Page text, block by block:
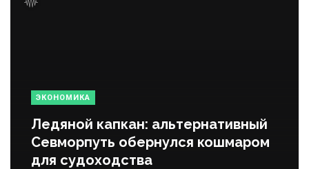
ЭКОНОМИКА
Ледяной капкан: альтернативный
Севморпуть обернулся кошмаром
для судоходства